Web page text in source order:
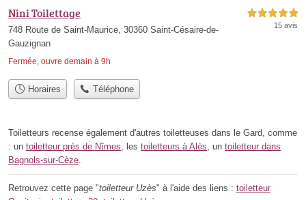
Nini Toilettage
748 Route de Saint-Maurice, 30360 Saint-Césaire-de-
Gauzignan
Fermée, ouvre demain à 9h
5,0 étoiles sur 5
15 avis
Horaires Téléphone
Toiletteurs recense également d'autres toiletteuses dans le Gard, comme
: un toiletteur près de Nîmes , les toiletteurs à Alès , un toiletteur dans
Bagnols-sur-Cèze
Retrouvez cette page "toiletteur Uzès" à l'aide des liens : toiletteur